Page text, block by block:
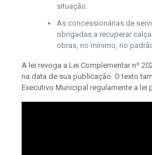
situação.
As concessionárias de
obrigadas a recuperar
obras, no mínimo, no
A lei revoga a Lei Complementar nº
na data de sua publicação. O texto
Executivo Municipal regulamente a lei